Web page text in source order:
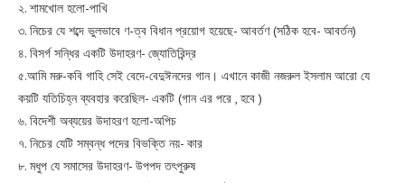
২. শামখোল হলো-পাখি
৩. নিচের যে শব্দে ভুলভাবে ণ-ত্ব বিধান প্রয়োগ হয়েছে- আবর্তণ (সঠিক হবে- আবর্তন)
৪. বিসর্গ সন্ধির একটি উদাহরণ- জ্যোতিরিন্দ্র
৫.আমি মরু-কবি গাহি সেই বেদে-বেদুঈনদের গান। এখানে কাজী নজরুল ইসলাম আরো যে
কয়টি যতিচিহ্ন ব্যবহার করেছিল- একটি (গান এর পরে , হবে )
৬. বিদেশী অব্যয়ের উদাহরণ হলো-অপিচ
৭. নিচের যেটি সম্বন্ধ পদের বিভক্তি নয়- কার
৮. মধুপ যে সমাসের উদাহরণ- উপপদ তৎপুরুষ